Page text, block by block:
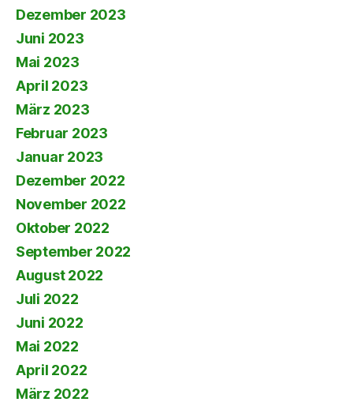
Dezember 2023
Juni 2023
Mai 2023
April 2023
März 2023
Februar 2023
Januar 2023
Dezember 2022
November 2022
Oktober 2022
September 2022
August 2022
Juli 2022
Juni 2022
Mai 2022
April 2022
März 2022